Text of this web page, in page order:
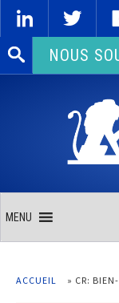
Rechercher :
NOUS
MENU
ACCUEIL » CR: